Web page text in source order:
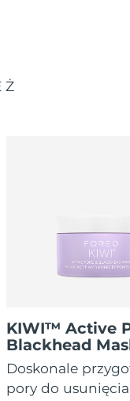
KIWI™ Active
Blackhead
Doskonale
pory do